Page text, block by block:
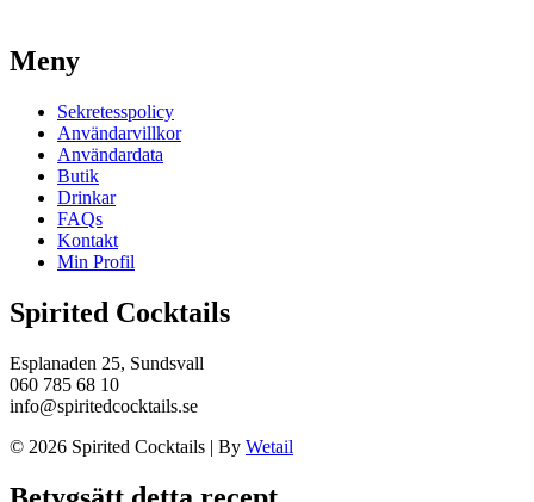
Meny
Sekretesspolicy
Användarvillkor
Användardata
Butik
Drinkar
FAQs
Kontakt
Min Profil
Spirited Cocktails
Esplanaden 25, Sundsvall
060 785 68 10
info@spiritedcocktails.se
© 2026 Spirited Cocktails | By Wetail